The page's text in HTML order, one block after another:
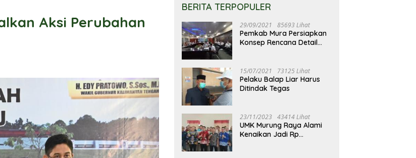
Aksi Perubahan
BERITA TERPOPULER
29/09/2021 85693 Lihat
Pemkab Mura Persiapkan
Konsep Rencana Detail
15/07/2021 73125 Lihat
Pelaku Balap Liar Harus
Ditindak Tegas
23/11/2023 43414 Lihat
UMK Murung Raya Alami
Kenaikan Jadi Rp